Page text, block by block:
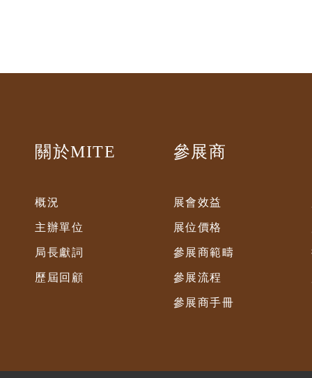
關於MITE
概況
主辦單位
局長獻詞
歷屆回顧
參展商
展會效益
展位價格
參展商範疇
參展流程
參展商手冊